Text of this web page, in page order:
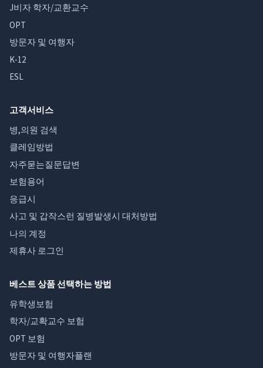
J비자 학자/교환교수
OPT
방문자 및 여행자
K-12
ESL
고객서비스
병,의원 검색
클레임방법
자주묻는질문답변
보험용어
응급시
사고 및 갑작스런 질병발생시 대처방법
나의 계정
제휴사 로그인
베스트 상품 선택하는 방법
유학생보험
학자/교확교수 보험
OPT 보험
방문자 및 여행자플랜